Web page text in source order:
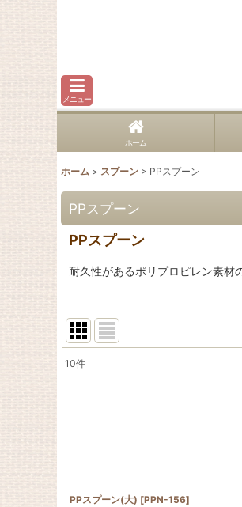
メニュー
ホーム
ホーム > スプーン > PPスプーン
PPスプーン
PPスプーン
耐久性があるポリプロピレン素材
10件
PPスプーン(大) [PPN-156]